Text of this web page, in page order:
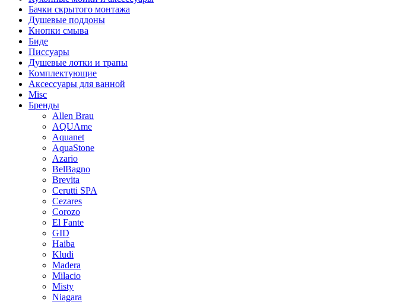
Бачки скрытого монтажа
Душевые поддоны
Кнопки смыва
Биде
Писсуары
Душевые лотки и трапы
Комплектующие
Аксессуары для ванной
Misc
Бренды
Allen Brau
AQUAme
Aquanet
AquaStone
Azario
BelBagno
Brevita
Cerutti SPA
Cezares
Corozo
El Fante
GID
Haiba
Kludi
Madera
Milacio
Misty
Niagara